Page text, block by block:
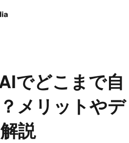
でどこまで自
メリットやデ
説